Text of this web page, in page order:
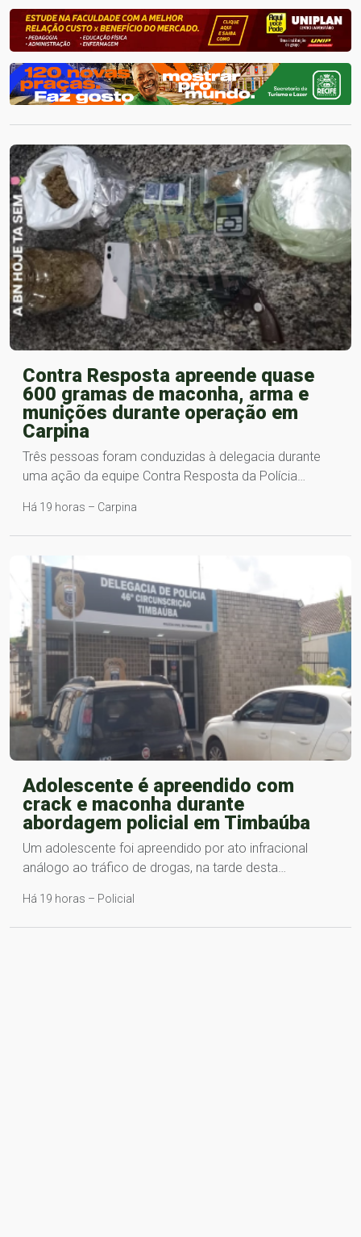
Contra Resposta apreende quase
600 gramas de maconha, arma e
munições durante operação em
Carpina
Três pessoas foram conduzidas à delegacia durante
uma ação da equipe Contra Resposta da Polícia…
Há 19 horas – Carpina
Adolescente é apreendido com
crack e maconha durante
abordagem policial em Timbaúba
Um adolescente foi apreendido por ato infracional
análogo ao tráfico de drogas, na tarde desta…
Há 19 horas – Policial